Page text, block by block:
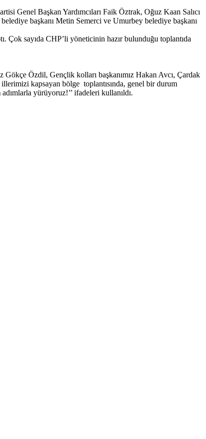
Genel Başkan Yardımcıları Faik Öztrak, Oğuz Kaan Salıcı
başkanı Metin Semerci ve Umurbey belediye başkanı
Çok sayıda CHP’li yöneticinin hazır bulunduğu toplantıda
Gökçe Özdil, Gençlik kolları başkanımız Hakan Avcı, Çardak
kapsayan bölge toplantısında, genel bir durum
yürüyoruz!’’ ifadeleri kullanıldı.